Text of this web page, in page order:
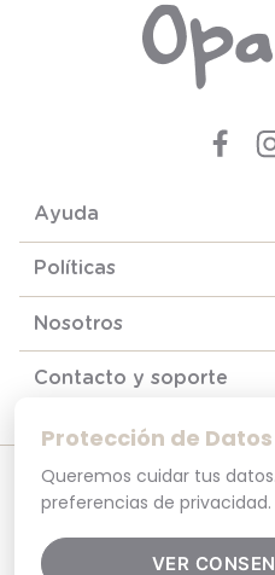
Protección de Datos
Queremos cuidar tus
preferencias de privacidad.
VER
Ayuda
Políticas
Nosotros
Contacto y soporte
© 2025. Todos los derechos reservados
Por tu seguridad, recuerda revisar
visitas sea la versión oficial. La
opaline.cl es 100% seguro.